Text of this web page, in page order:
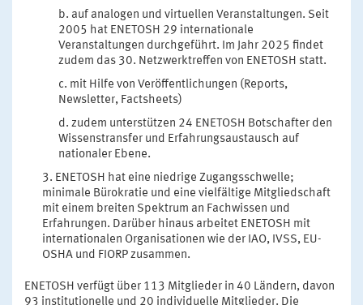
auf analogen und virtuellen Veranstaltungen. Seit
2005 hat ENETOSH 29 internationale
Veranstaltungen durchgeführt. Im Jahr 2025 findet
zudem das 30. Netzwerktreffen von ENETOSH statt.
mit Hilfe von Veröffentlichungen (Reports,
Newsletter, Factsheets)
zudem unterstützen 24 ENETOSH Botschafter den
Wissenstransfer und Erfahrungsaustausch auf
nationaler Ebene.
ENETOSH hat eine niedrige Zugangsschwelle;
minimale Bürokratie und eine vielfältige Mitgliedschaft
mit einem breiten Spektrum an Fachwissen und
Erfahrungen. Darüber hinaus arbeitet ENETOSH mit
internationalen Organisationen wie der IAO, IVSS, EU-
OSHA und FIORP zusammen.
ENETOSH verfügt über 113 Mitglieder in 40 Ländern, davon
93 institutionelle und 20 individuelle Mitglieder. Die